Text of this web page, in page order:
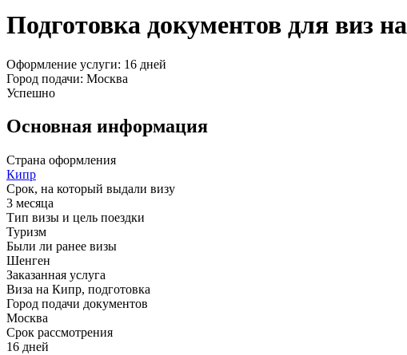
Подготовка документов для виз на
Оформление услуги: 16 дней
Город подачи: Москва
Успешно
Основная информация
Страна оформления
Кипр
Срок, на который выдали визу
3 месяца
Тип визы и цель поездки
Туризм
Были ли ранее визы
Шенген
Заказанная услуга
Виза на Кипр, подготовка
Город подачи документов
Москва
Срок рассмотрения
16 дней